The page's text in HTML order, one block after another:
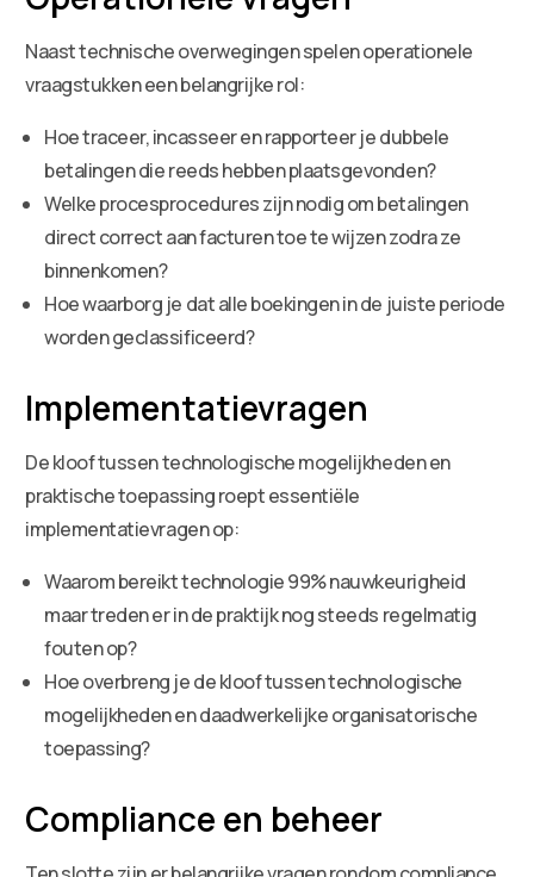
Naast technische overwegingen spelen operationele
vraagstukken een belangrijke rol:
Hoe traceer, incasseer en rapporteer je dubbele
betalingen die reeds hebben plaatsgevonden?
Welke procesprocedures zijn nodig om betalingen
direct correct aan facturen toe te wijzen zodra ze
binnenkomen?
Hoe waarborg je dat alle boekingen in de juiste periode
worden geclassificeerd?
Implementatievragen
De kloof tussen technologische mogelijkheden en
praktische toepassing roept essentiële
implementatievragen op:
Waarom bereikt technologie 99% nauwkeurigheid
maar treden er in de praktijk nog steeds regelmatig
fouten op?
Hoe overbreng je de kloof tussen technologische
mogelijkheden en daadwerkelijke organisatorische
toepassing?
Compliance en beheer